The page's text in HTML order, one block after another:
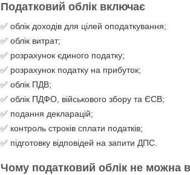
Податковий облік включає
✅ облік доходів для цілей оподаткування;
✅ облік витрат;
✅ розрахунок єдиного податку;
✅ розрахунок податку на прибуток;
✅ облік ПДВ;
✅ облік ПДФО, військового збору та ЄСВ;
✅ подання декларацій;
✅ контроль строків сплати податків;
✅ підготовку відповідей на запити ДПС.
Чому податковий облік не можна